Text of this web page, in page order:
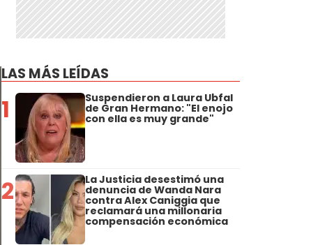
LAS MÁS LEÍDAS
1 Suspendieron a Laura Ubfal
de Gran Hermano: "El enojo
con ella es muy grande"
2 La Justicia desestimó una
denuncia de Wanda Nara
contra Alex Caniggia que
reclamará una millonaria
compensación económica